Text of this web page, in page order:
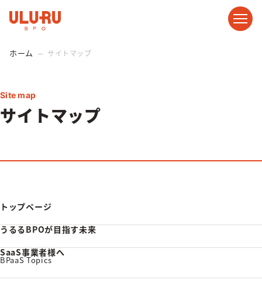
Site map
サイトマップ
ホーム サイトマップ
トップページ
うるるBPOが目指す未来
SaaS事業者様へ
BPaaS Topics